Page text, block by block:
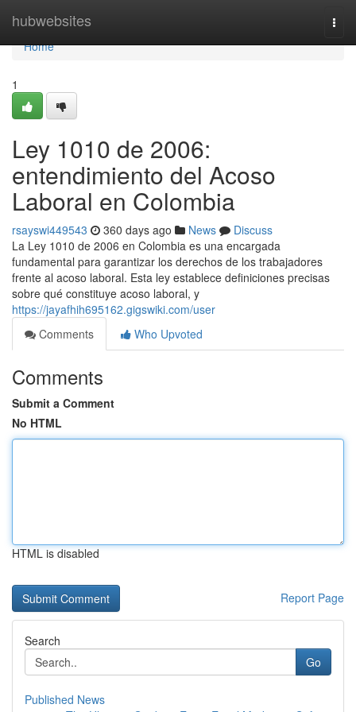
hubwebsites
Home
Home
1
Ley 1010 de 2006:
entendimiento del Acoso
Laboral en Colombia
rsayswi449543 360 days ago News
Discuss
La Ley 1010 de 2006 en Colombia es una encargada
fundamental para garantizar los derechos de los trabajadores
frente al acoso laboral. Esta ley establece definiciones precisas
sobre qué constituye acoso laboral, y
https://jayafhih695162.gigswiki.com/user
Comments
Who Upvoted
Comments
Submit a Comment
No HTML
HTML is disabled
Report Page
Search
Go
Published News